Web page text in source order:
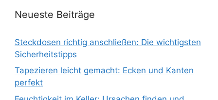
Neueste Beiträge
Steckdosen richtig anschließen: Die wichtigsten
Sicherheitstipps
Tapezieren leicht gemacht: Ecken und Kanten
perfekt